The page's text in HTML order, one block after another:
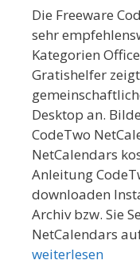
Die Freeware
sehr
Kategorien
Gratishelfer
Desktop an.
CodeTwo
NetCalendars
Anleitung
downloaden
Archiv bzw. Sie
NetCalendars
weiterlesen